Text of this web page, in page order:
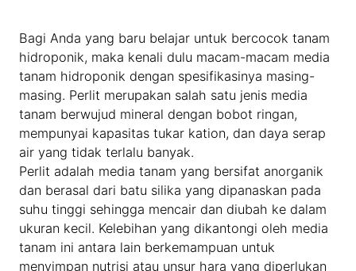
Bagi Anda yang baru belajar untuk bercocok tanam
hidroponik, maka kenali dulu macam-macam media
tanam hidroponik dengan spesifikasinya masing-
masing. Perlit merupakan salah satu jenis media
tanam berwujud mineral dengan bobot ringan,
mempunyai kapasitas tukar kation, dan daya serap
air yang tidak terlalu banyak.
Perlit adalah media tanam yang bersifat anorganik
dan berasal dari batu silika yang dipanaskan pada
suhu tinggi sehingga mencair dan diubah ke dalam
ukuran kecil. Kelebihan yang dikantongi oleh media
tanam ini antara lain berkemampuan untuk
menyimpan nutrisi atau unsur hara yang diperlukan